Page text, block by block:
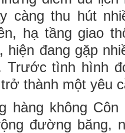
càng thu hút
hạ tầng giao
hiện đang gặp
Trước tình hình
thành một yêu
hàng không
đường băng,